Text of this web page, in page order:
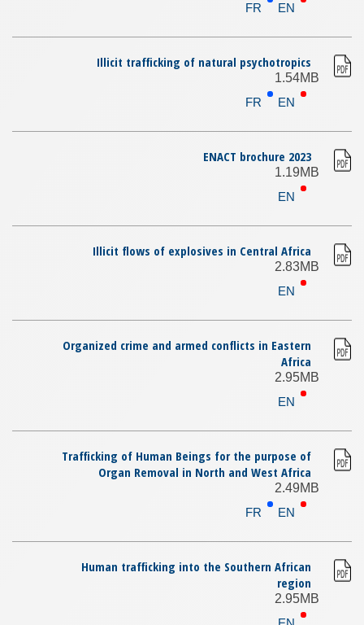
EN
FR
Illicit trafficking of natural psychotropics
1.54MB
EN
FR
ENACT brochure 2023
1.19MB
EN
Illicit flows of explosives in Central Africa
2.83MB
EN
Organized crime and armed conflicts in Eastern
Africa
2.95MB
EN
Trafficking of Human Beings for the purpose of
Organ Removal in North and West Africa
2.49MB
EN
FR
Human trafficking into the Southern African
region
2.95MB